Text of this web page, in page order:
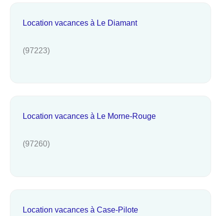
Location vacances à Le Diamant
(97223)
Location vacances à Le Morne-Rouge
(97260)
Location vacances à Case-Pilote